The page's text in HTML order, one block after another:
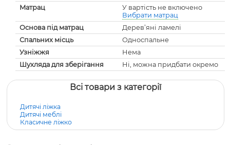
Матрац
У вартість не включено
Вибрати матрац
Основа під матрац
Дерев’яні ламелі
Спальних місць
Односпальне
Узніжжя
Нема
Шухляда для зберігання
Ні, можна придбати окремо
Всі товари з категорії
Дитячі ліжка
Дитячі меблі
Класичне ліжко